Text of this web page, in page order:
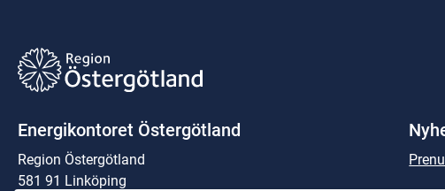
Energikontoret Östergötland
Region Östergötland
581 91 Linköping